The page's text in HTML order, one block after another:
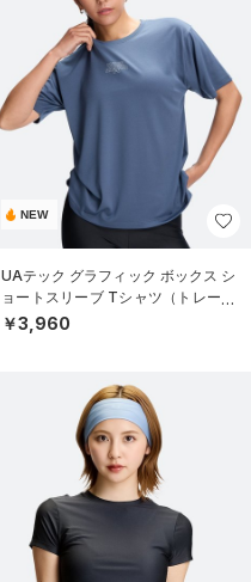
NEW
UAテック グラフィック ボックス シ
ョートスリーブ Tシャツ（トレーニ
ング/WOMEN）
￥3,960